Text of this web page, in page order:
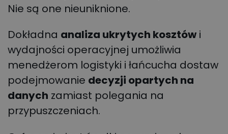
Nie są one nieuniknione.
Dokładna analiza ukrytych kosztów i
wydajności operacyjnej umożliwia
menedżerom logistyki i łańcucha dostaw
podejmowanie decyzji opartych na
danych zamiast polegania na
przypuszczeniach.